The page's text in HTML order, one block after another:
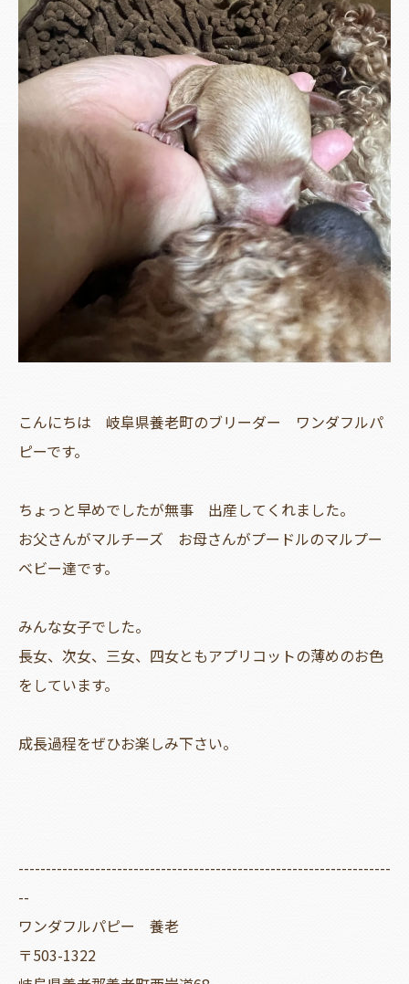
こんにちは 岐阜県養老町のブリーダー ワンダフルパ
ピーです。
ちょっと早めでしたが無事 出産してくれました。
お父さんがマルチーズ お母さんがプードルのマルプー
ベビー達です。
みんな女子でした。
長女、次女、三女、四女ともアプリコットの薄めのお色
をしています。
成長過程をぜひお楽しみ下さい。
--------------------------------------------------------------------
--
ワンダフルパピー 養老
〒503-1322